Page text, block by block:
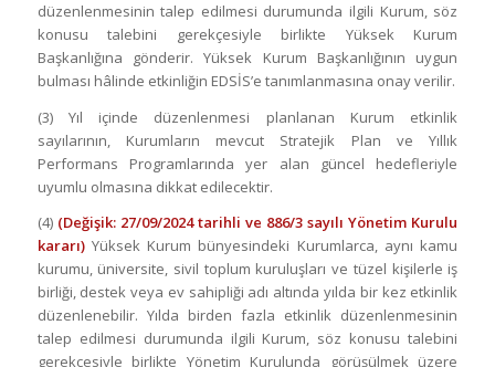
düzenlenmesinin talep edilmesi durumunda ilgili Kurum, söz
konusu talebini gerekçesiyle birlikte Yüksek Kurum
Başkanlığına gönderir. Yüksek Kurum Başkanlığının uygun
bulması hâlinde etkinliğin EDSİS’e tanımlanmasına onay verilir.
(3) Yıl içinde düzenlenmesi planlanan Kurum etkinlik
sayılarının, Kurumların mevcut Stratejik Plan ve Yıllık
Performans Programlarında yer alan güncel hedefleriyle
uyumlu olmasına dikkat edilecektir.
(4) (Değişik: 27/09/2024 tarihli ve 886/3 sayılı Yönetim Kurulu
kararı)Yüksek Kurum bünyesindeki Kurumlarca, aynı kamu
kurumu, üniversite, sivil toplum kuruluşları ve tüzel kişilerle iş
birliği, destek veya ev sahipliği adı altında yılda bir kez etkinlik
düzenlenebilir. Yılda birden fazla etkinlik düzenlenmesinin
talep edilmesi durumunda ilgili Kurum, söz konusu talebini
gerekçesiyle birlikte Yönetim Kurulunda görüşülmek üzere